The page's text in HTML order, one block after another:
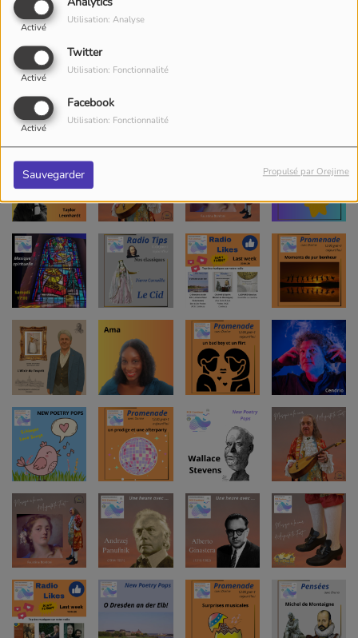
Activé
Utilisation: Analyse
Twitter
Activé
Utilisation: Fonctionnalité
Facebook
Activé
Utilisation: Fonctionnalité
Sauvegarder Propulsé par Orejime